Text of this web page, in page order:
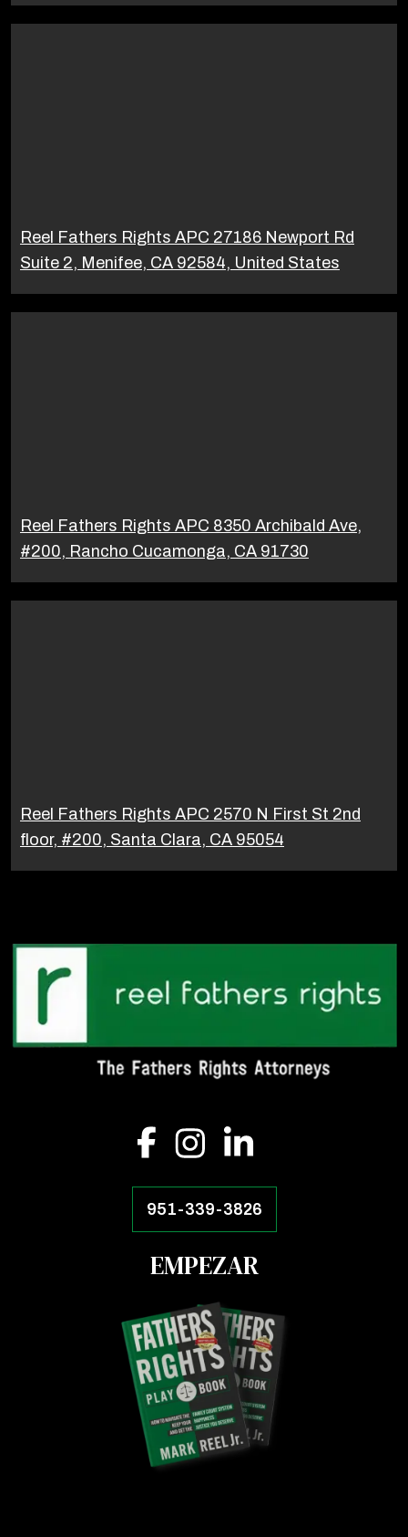
Reel Fathers Rights APC 27186 Newport Rd
Suite 2, Menifee, CA 92584, United States
Reel Fathers Rights APC 8350 Archibald Ave,
#200, Rancho Cucamonga, CA 91730
Reel Fathers Rights APC 2570 N First St 2nd
floor, #200, Santa Clara, CA 95054
951-339-3826
EMPEZAR